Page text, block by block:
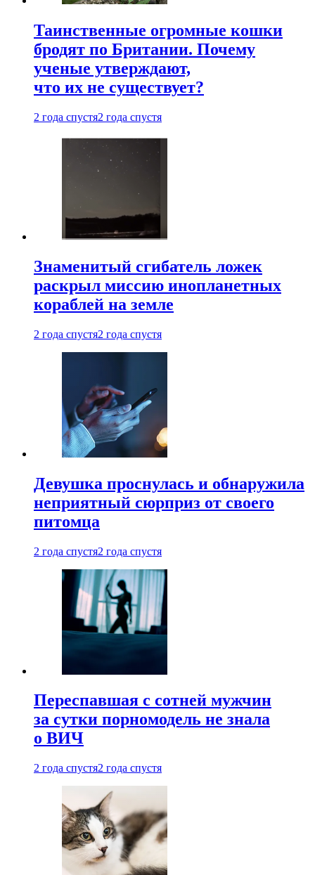
Таинственные огромные кошки
бродят по Британии. Почему
ученые утверждают,
что их не существует?
2 года спустя2 года спустя
Знаменитый сгибатель ложек
раскрыл миссию инопланетных
кораблей на земле
2 года спустя2 года спустя
Девушка проснулась и обнаружила
неприятный сюрприз от своего
питомца
2 года спустя2 года спустя
Переспавшая с сотней мужчин
за сутки порномодель не знала
о ВИЧ
2 года спустя2 года спустя